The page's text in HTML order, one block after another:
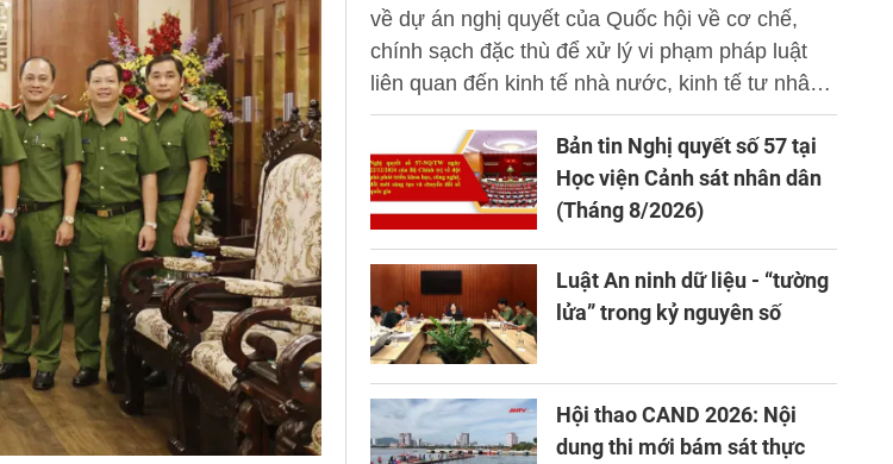
về dự án nghị quyết của Quốc hội về cơ chế,
chính sạch đặc thù để xử lý vi phạm pháp luật
liên quan đến kinh tế nhà nước, kinh tế tư nhân
và ứng dụng khoa học công nghệ, đổi mới sáng
tạo và chuyển đổi số.Bản tin Nghị quyết số 57 tại
Học viện Cảnh sát nhân dân
(Tháng 8/2026)
Luật An ninh dữ liệu - “tường
lửa” trong kỷ nguyên số
Hội thao CAND 2026: Nội
dung thi mới bám sát thực